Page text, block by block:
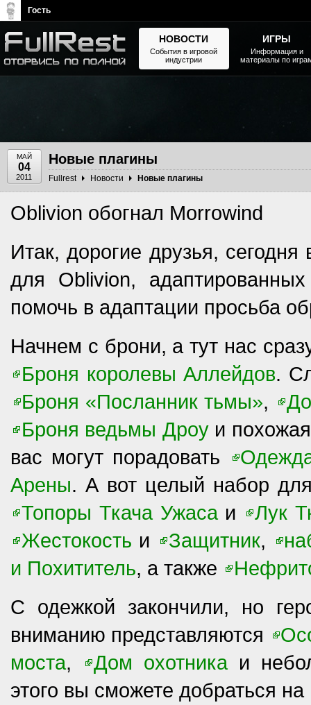
МАЙ
04
2011
Новые плагины
Fullrest Новости Новые плагины
Oblivion обогнал Morrowind
Итак, дорогие друзья,
для Oblivion,
помочь в адаптации просьба
Начнем с брони, а тут нас
Броня королевы Аллейдов.
Броня «Посланник тьмы»,
Броня ведьмы Дроуи
вас могут порадовать
Арены. А вот целый набор
Топоры Ткача Ужасаи
Лук
Жестокость и Защитник,
и Похититель, а также
С одежкой закончили, но
вниманию представляются
моста, Дом охотникаи
этого вы сможете добраться на
НОВОСТИ
События в игровой
индустрии
ИГРЫ
Информация и
материалы по
Гость